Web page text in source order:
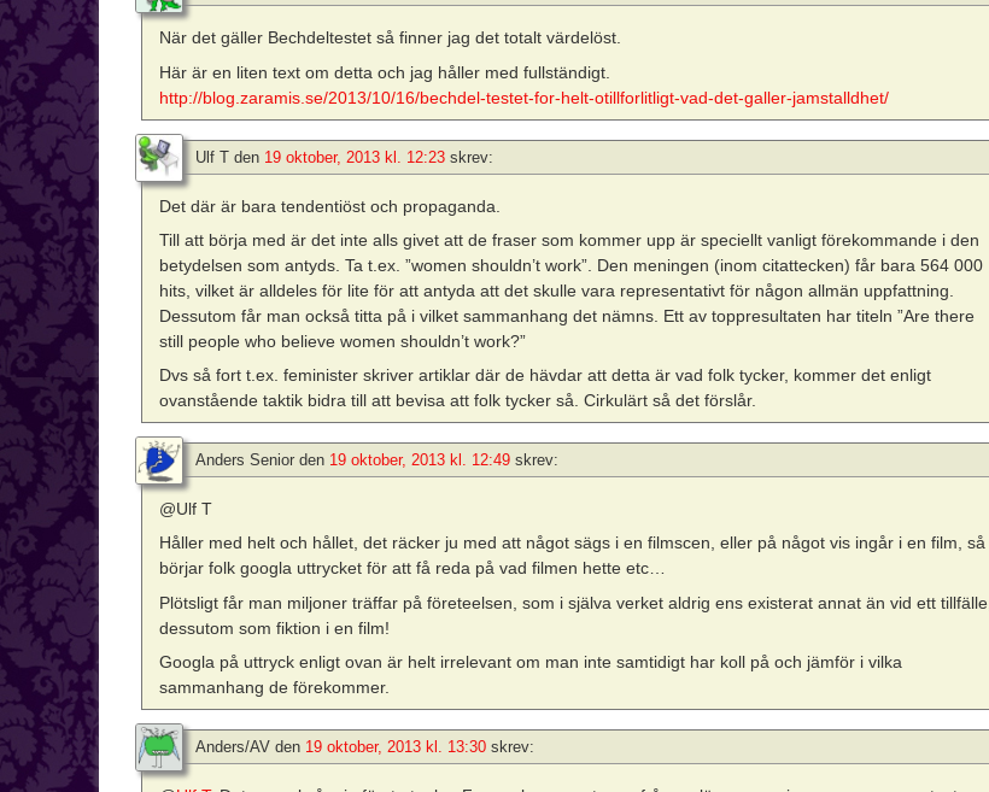
När det gäller Bechdeltestet så finner jag det totalt värdelöst.
Här är en liten text om detta och jag håller med fullständigt.
http://blog.zaramis.se/2013/10/16/bechdel-testet-for-helt-otillforlitligt-vad-det-galler-jamstalldhet/
Ulf T den 19 oktober, 2013 kl. 12:23 skrev:
Det där är bara tendentiöst och propaganda.
Till att börja med är det inte alls givet att de fraser som kommer upp är speciellt vanligt förekommande i den
betydelsen som antyds. Ta t.ex. ”women shouldn’t work”. Den meningen (inom citattecken) får bara 564 000
hits, vilket är alldeles för lite för att antyda att det skulle vara representativt för någon allmän uppfattning.
Dessutom får man också titta på i vilket sammanhang det nämns. Ett av toppresultaten har titeln ”Are there
still people who believe women shouldn’t work?”
Dvs så fort t.ex. feminister skriver artiklar där de hävdar att detta är vad folk tycker, kommer det enligt
ovanstående taktik bidra till att bevisa att folk tycker så. Cirkulärt så det förslår.
Anders Senior den 19 oktober, 2013 kl. 12:49 skrev:
@Ulf T
Håller med helt och hållet, det räcker ju med att något sägs i en filmscen, eller på något vis ingår i en film, så
börjar folk googla uttrycket för att få reda på vad filmen hette etc…
Plötsligt får man miljoner träffar på företeelsen, som i själva verket aldrig ens existerat annat än vid ett tillfälle,
dessutom som fiktion i en film!
Googla på uttryck enligt ovan är helt irrelevant om man inte samtidigt har koll på och jämför i vilka
sammanhang de förekommer.
Anders/AV den 19 oktober, 2013 kl. 13:30 skrev: